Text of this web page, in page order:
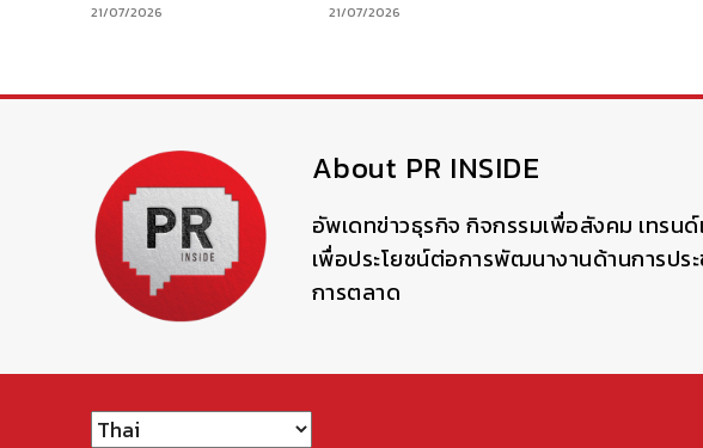
21/07/2026 21/07/2026
About PR INSIDE
อัพเดทข่าวธุรกิจ กิจกรรมเพื่อสังคม เทรน
เพื่อประโยชน์ต่อการพัฒนางานด้านการปร
การตลาด